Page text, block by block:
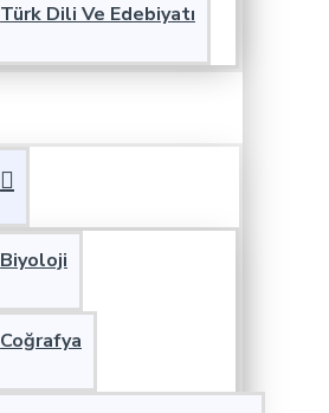
Türk Dili Ve Edebiyatı
Biyoloji
Coğrafya